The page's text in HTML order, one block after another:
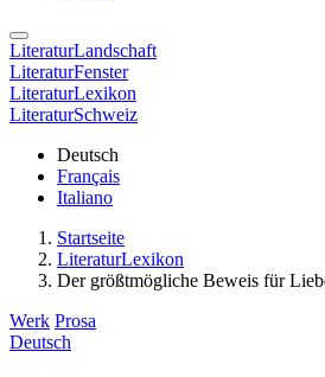
LiteraturLandschaft
LiteraturFenster
LiteraturLexikon
LiteraturSchweiz
Deutsch
Français
Italiano
Startseite
LiteraturLexikon
Der größtmögliche Beweis für
Werk Prosa
Deutsch